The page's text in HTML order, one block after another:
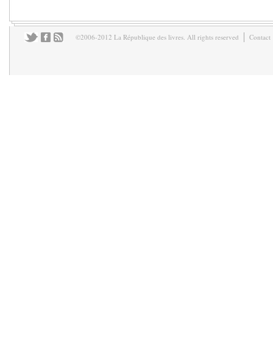
©2006-2012 La République des livres. All rights reserved Contact